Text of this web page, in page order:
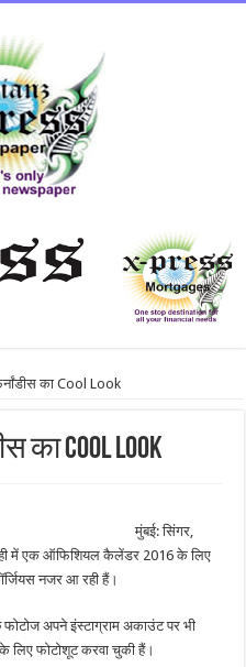
का Cool Look
का Cool Look
मुंबई: सिंगर,
ही में एक ऑफिशियल कैलेंडर 2016 के लिए
नजर आ रही हैं।
अपने इंस्टाग्राम अकाउंट पर भी
लिए फोटोशूट करवा चुकी हैं।